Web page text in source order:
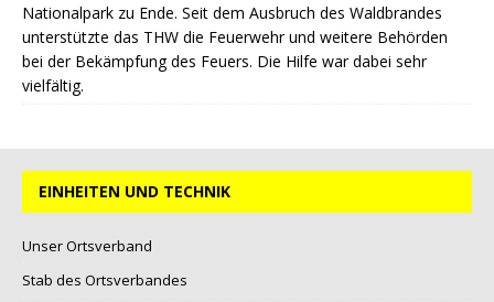
Nationalpark zu Ende. Seit dem Ausbruch des Waldbrandes
unterstützte das THW die Feuerwehr und weitere Behörden
bei der Bekämpfung des Feuers. Die Hilfe war dabei sehr
vielfältig.
EINHEITEN UND TECHNIK
Unser Ortsverband
Stab des Ortsverbandes